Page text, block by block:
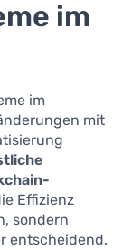
im
im
mit
Effizienz
sondern
entscheidend.